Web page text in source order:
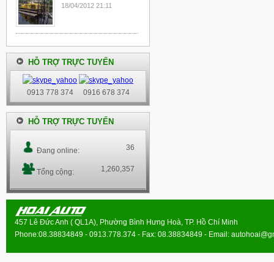
18/04/2012 21:11
HỖ TRỢ TRỰC TUYẾN
0913 778 374 0916 678 374
HỖ TRỢ TRỰC TUYẾN
Đang online: 36
Tổng cộng: 1,260,357
457 Lê Đức Anh ( QL1A), Phường Bình Hưng Hoà, TP. Hồ Chí Minh
Phone:08.38834849 - 0913.778.374 - Fax: 08.38834849 - Email: